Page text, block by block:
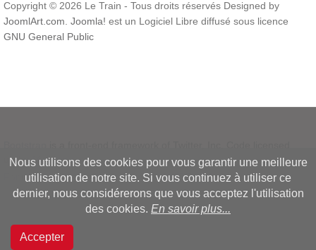
Copyright © 2026 Le Train - Tous droits réservés Designed by
JoomlArt.com. Joomla! est un Logiciel Libre diffusé sous licence
GNU General Public
underMIT License.
Font Awesomefont licensed underSIL OFL 1.1.
Nous utilisons des cookies pour vous garantir une meilleure
utilisation de notre site. Si vous continuez à utiliser ce
dernier, nous considérerons que vous acceptez l'utilisation
des cookies. En savoir plus...
Accepter